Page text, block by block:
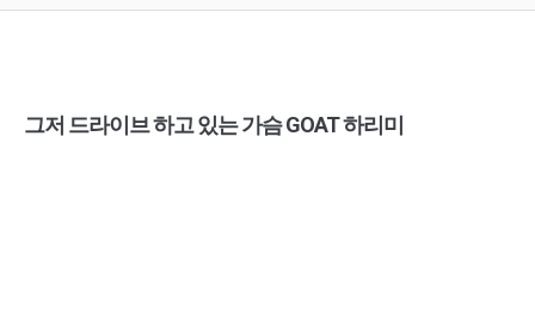
그저 드라이브 하고 있는 가슴 GOAT 하리미